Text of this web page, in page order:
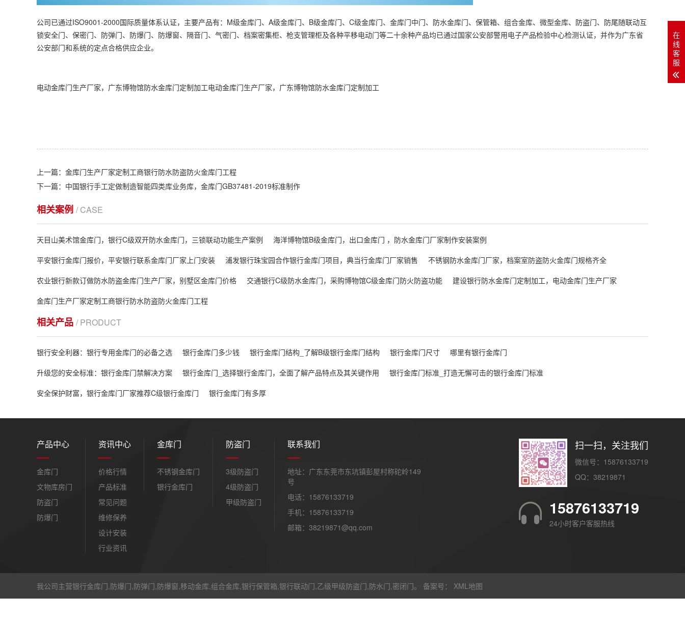
公司已通过ISO9001-2000国际质量体系认证，主要产品有：M级金库门、A级金库门、B级金库门、C级金库门、金库门中门、防水金库门、保管箱、组合金库、微型金库、防盗门、防尾随联动互
锁安全门、保密门、防弹门、防爆门、防爆窗、隔音门、气密门、档案密集柜、枪支管理柜及各种平移电动门等二十余种产品均已通过国家公安部警用电子产品检验中心检测认证，并作为广东省
公安部门和系统的定点合格供应企业。
电动金库门生产厂家，广东博物馆防水金库门定制加工电动金库门生产厂家，广东博物馆防水金库门定制加工
上一篇：金库门生产厂家定制工商银行防水防盗防火金库门工程
下一篇：中国银行手工定做制造智能四类库业务库，金库门GB37481-2019标准制作
相关案例 / CASE
天目山美术馆金库门，银行C级双开防水金库门，三锁联动功能生产案例
海洋博物馆B级金库门，出口金库门 ，防水金库门厂家制作安装案例
平安银行金库门报价，平安银行联系金库门厂家上门安装
浦发银行珠宝园合作银行金库门项目，典当行金库门厂家销售
不锈钢防水金库门厂家，档案室防盗防火金库门规格齐全
农业银行新款订做防水防盗金库门生产厂家，别墅区金库门价格
交通银行C级防水金库门，采购博物馆C级金库门防火防盗功能
建设银行防水金库门定制加工，电动金库门生产厂家
金库门生产厂家定制工商银行防水防盗防火金库门工程
相关产品 / PRODUCT
银行安全利器：银行专用金库门的必备之选 银行金库门多少钱 银行金库门结构_了解B级银行金库门结构 银行金库门尺寸
哪里有银行金库门
升级您的安全标准：银行金库门禁解决方案
银行金库门_选择银行金库门，全面了解产品特点及其关键作用
银行金库门标准_打造无懈可击的银行金库门标准
安全保护财富，银行金库门厂家推荐C级银行金库门
银行金库门有多厚
产品中心
金库门
文物库房门
防盗门
防爆门
资讯中心
价格行情
产品标准
常见问题
维修保养
设计安装
行业资讯
金库门
不锈钢金库门
银行金库门
防盗门
3级防盗门
4级防盗门
甲级防盗门
联系我们
地址：广东东莞市东坑镇彭屋村称砣岭149
号
电话：15876133719
手机：15876133719
邮箱：38219871@qq.com
扫一扫，关注我们
微信号：15876133719
QQ：38219871
15876133719
24小时客户客服热线
我公司主营银行金库门,防爆门,防弹门,防爆窗,移动金库,组合金库,银行保管箱,银行联动门,乙级甲级防盗门,防水门,密闭门。 备案号： XML地图
在
线
客
服